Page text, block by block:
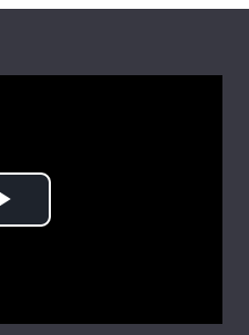
Play